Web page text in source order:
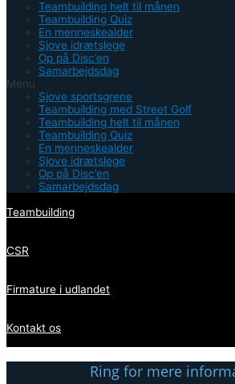
Teambuilding helt til månen
Teambuilding Quiz
En menneskealder
Sjove idrætslege
Op på Disc’en
Samarbejdsdag
Menu
Sjove sportsgrene
Teambuilding med Street Golf
Teambuilding helt til månen
Teambuilding Quiz
En menneskealder
Sjove idrætslege
Op på Disc’en
Samarbejdsdag
Teambuilding
CSR
Firmature i udlandet
Kontakt os
Ring for mere